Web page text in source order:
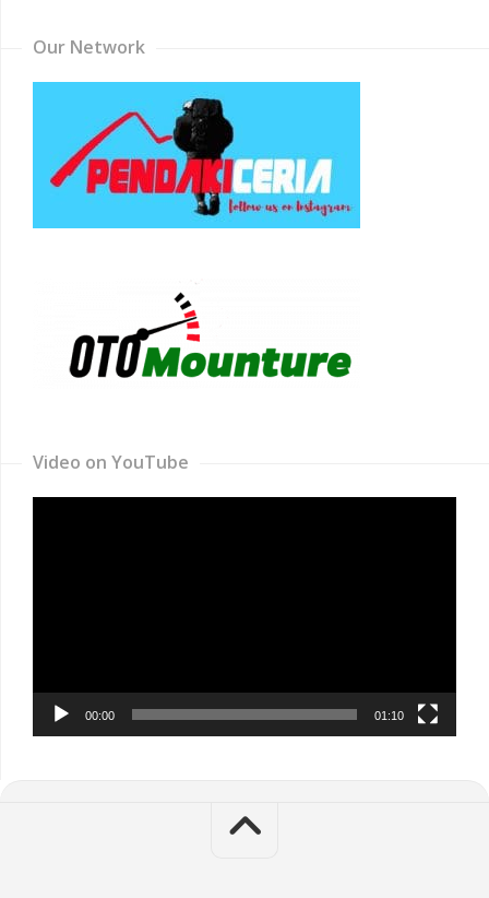
Our Network
Video on YouTube
00:00 01:10